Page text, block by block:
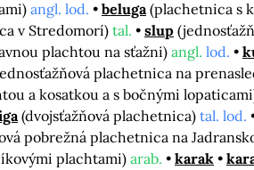
angl. lod. beluga (plachetnica s
v Stredomorí) tal. slup
plachtou na sťažni) angl. lod.
plachetnica na
a kosatkou a s bočnými
(dvojsťažňová plachetnica) tal. lod.
pobrežná plachetnica na
plachtami) arab. karak